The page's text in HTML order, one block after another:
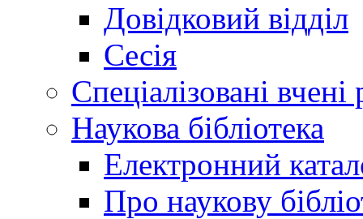
Довідковий відділ
Сесія
Спеціалізовані вчені
Наукова бібліотека
Електронний
Про наукову